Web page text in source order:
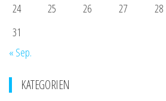
24
25 26 27 28
31
« Sep.
KATEGORIEN